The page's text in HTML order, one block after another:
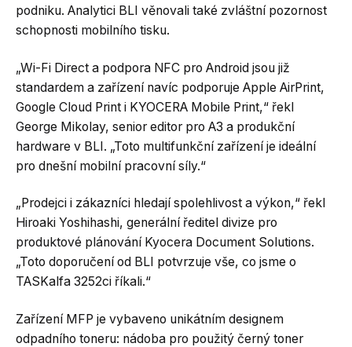
podniku. Analytici BLI věnovali také zvláštní pozornost
schopnosti mobilního tisku.
„Wi-Fi Direct a podpora NFC pro Android jsou již
standardem a zařízení navíc podporuje Apple AirPrint,
Google Cloud Print i KYOCERA Mobile Print,“ řekl
George Mikolay, senior editor pro A3 a produkční
hardware v BLI. „Toto multifunkční zařízení je ideální
pro dnešní mobilní pracovní síly.“
„Prodejci i zákazníci hledají spolehlivost a výkon,“ řekl
Hiroaki Yoshihashi, generální ředitel divize pro
produktové plánování Kyocera Document Solutions.
„Toto doporučení od BLI potvrzuje vše, co jsme o
TASKalfa 3252ci říkali.“
Zařízení MFP je vybaveno unikátním designem
odpadního toneru: nádoba pro použitý černý toner